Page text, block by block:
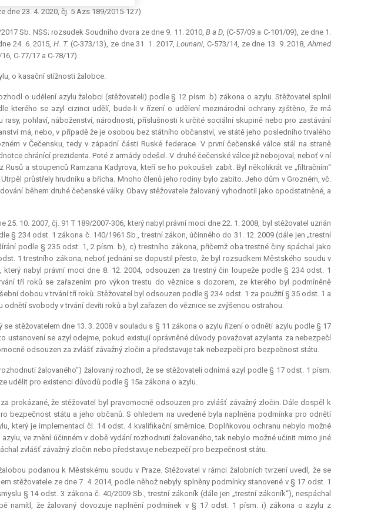
dne 23. 4. 2020, čj. 5 Azs 189/2015-127)
Sb. NSS; rozsudek Soudního dvora ze dne 9. 11. 2010, B a D, (C-57/09 a C-101/09), ze dne 1.
24. 6. 2015,H. T. (C-373/13), ze dne 31. 1. 2017,Lounani, C-573/14, ze dne 13. 9. 2018,Ahmed
C-77/17 a C-78/17).
o kasační stížnosti žalobce.
o udělení azylu žalobci (stěžovateli) podle § 12 písm. b) zákona o azylu. Stěžovatel splnil
kterého se azyl cizinci udělí, bude-li v řízení o udělení mezinárodní ochrany zjištěno, že má
pohlaví, náboženství, národnosti, příslušnosti k určité sociální skupině nebo pro zastávání
má, nebo, v případě že je osobou bez státního občanství, ve státě jeho posledního trvalého
v Čečensku, tedy v západní části Ruské federace. V první čečenské válce stál na straně
chránící prezidenta. Poté z armády odešel. V druhé čečenské válce již nebojoval, neboť v ní
a stoupenců Ramzana Kadyrova, kteří se ho pokoušeli zabít. Byl několikrát ve „filtračním“
průstřely hrudníku a břicha. Mnoho členů jeho rodiny bylo zabito. Jeho dům v Grozném, vč.
během druhé čečenské války. Obavy stěžovatele žalovaný vyhodnotil jako opodstatněné, a
10. 2007, čj. 91 T 189/2007-306, který nabyl právní moci dne 22. 1. 2008, byl stěžovatel uznán
§ 234 odst. 1 zákona č. 140/1961 Sb., trestní zákon, účinného do 31. 12. 2009 (dále jen „trestní
podle § 235 odst. 1, 2 písm. b), c) trestního zákona, přičemž oba trestné činy spáchal jako
1 trestního zákona, neboť jednání se dopustil přesto, že byl rozsudkem Městského soudu v
který nabyl právní moci dne 8. 12. 2004, odsouzen za trestný čin loupeže podle § 234 odst. 1
tří roků se zařazením pro výkon trestu do věznice s dozorem, ze kterého byl podmíněně
dobou v trvání tří roků. Stěžovatel byl odsouzen podle § 234 odst. 1 za použití § 35 odst. 1 a
odnětí svobody v trvání devíti roků a byl zařazen do věznice se zvýšenou ostrahou.
se stěžovatelem dne 13. 3. 2008 v souladu s § 11 zákona o azylu řízení o odnětí azylu podle § 17
ustanovení se azyl odejme, pokud existují oprávněné důvody považovat azylanta za nebezpečí
odsouzen za zvlášť závažný zločin a představuje tak nebezpečí pro bezpečnost státu.
žalovaného“) žalovaný rozhodl, že se stěžovateli odnímá azyl podle § 17 odst. 1 písm.
udělit pro existenci důvodů podle § 15a zákona o azylu.
prokázané, že stěžovatel byl pravomocně odsouzen pro zvlášť závažný zločin. Dále dospěl k
bezpečnost státu a jeho občanů. S ohledem na uvedené byla naplněna podmínka pro odnětí
který je implementací čl. 14 odst. 4 kvalifikační směrnice. Doplňkovou ochranu nebylo možné
ve znění účinném v době vydání rozhodnutí žalovaného, tak nebylo možné učinit mimo jiné
zvlášť závažný zločin nebo představuje nebezpečí pro bezpečnost státu.
podanou k Městskému soudu v Praze. Stěžovatel v rámci žalobních tvrzení uvedl, že se
stěžovatele ze dne 7. 4. 2014, podle něhož nebyly splněny podmínky stanovené v § 17 odst. 1
§ 14 odst. 3 zákona č. 40/2009 Sb., trestní zákoník (dále jen „trestní zákoník“), nespáchal
namítl, že žalovaný dovozuje naplnění podmínek v § 17 odst. 1 písm. i) zákona o azylu z